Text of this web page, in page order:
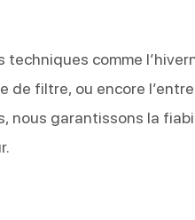
comme
de filtre, ou encore
nous garantissons la